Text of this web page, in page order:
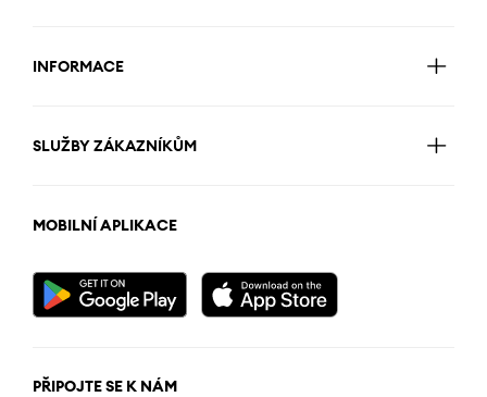
INFORMACE
SLUŽBY ZÁKAZNÍKŮM
MOBILNÍ APLIKACE
PŘIPOJTE SE K NÁM